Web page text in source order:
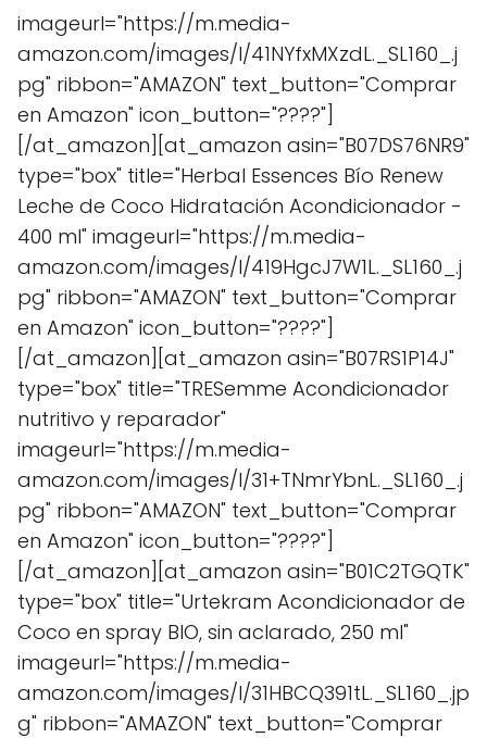
imageurl="https://m.media-
amazon.com/images/I/41NYfxMXzdL._SL160_.j
pg" ribbon="AMAZON" text_button="Comprar
en Amazon" icon_button="????"]
[/at_amazon][at_amazon asin="B07DS76NR9"
type="box" title="Herbal Essences Bío Renew
Leche de Coco Hidratación Acondicionador -
400 ml" imageurl="https://m.media-
amazon.com/images/I/419HgcJ7W1L._SL160_.j
pg" ribbon="AMAZON" text_button="Comprar
en Amazon" icon_button="????"]
[/at_amazon][at_amazon asin="B07RS1P14J"
type="box" title="TRESemme Acondicionador
nutritivo y reparador"
imageurl="https://m.media-
amazon.com/images/I/31+TNmrYbnL._SL160_.j
pg" ribbon="AMAZON" text_button="Comprar
en Amazon" icon_button="????"]
[/at_amazon][at_amazon asin="B01C2TGQTK"
type="box" title="Urtekram Acondicionador de
Coco en spray BIO, sin aclarado, 250 ml"
imageurl="https://m.media-
amazon.com/images/I/31HBCQ391tL._SL160_.jp
g" ribbon="AMAZON" text_button="Comprar